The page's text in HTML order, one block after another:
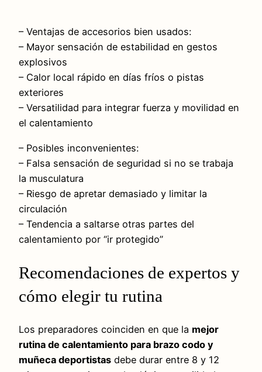
– Ventajas de accesorios bien usados:
– Mayor sensación de estabilidad en gestos
explosivos
– Calor local rápido en días fríos o pistas
exteriores
– Versatilidad para integrar fuerza y movilidad en
el calentamiento
– Posibles inconvenientes:
– Falsa sensación de seguridad si no se trabaja
la musculatura
– Riesgo de apretar demasiado y limitar la
circulación
– Tendencia a saltarse otras partes del
calentamiento por “ir protegido”
Recomendaciones de expertos y
cómo elegir tu rutina
Los preparadores coinciden en que la mejor
rutina de calentamiento para brazo codo y
muñeca deportistas debe durar entre 8 y 12